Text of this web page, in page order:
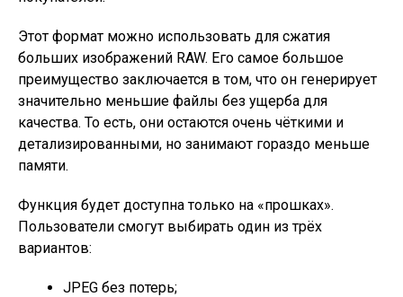
Этот формат можно использовать для сжатия
больших изображений RAW. Его самое большое
преимущество заключается в том, что он генерирует
значительно меньшие файлы без ущерба для
качества. То есть, они остаются очень чёткими и
детализированными, но занимают гораздо меньше
памяти.
Функция будет доступна только на «прошках».
Пользователи смогут выбирать один из трёх
вариантов:
JPEG без потерь;